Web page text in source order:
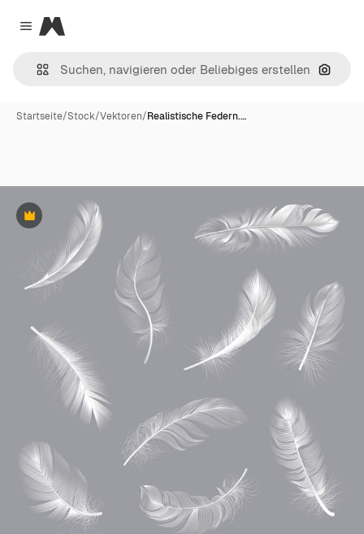
Close menu
Magnific
Nach
Startseite/Stock/Vektoren/Realistische Federn.…
Premium